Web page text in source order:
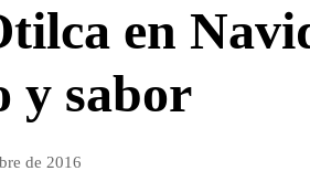
en
y sabor
de 2016